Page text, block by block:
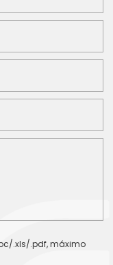
.xls/.pdf, máximo